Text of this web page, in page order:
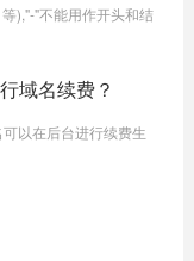
),"-"不能用作开头和结
域名续费？
以在后台进行续费生